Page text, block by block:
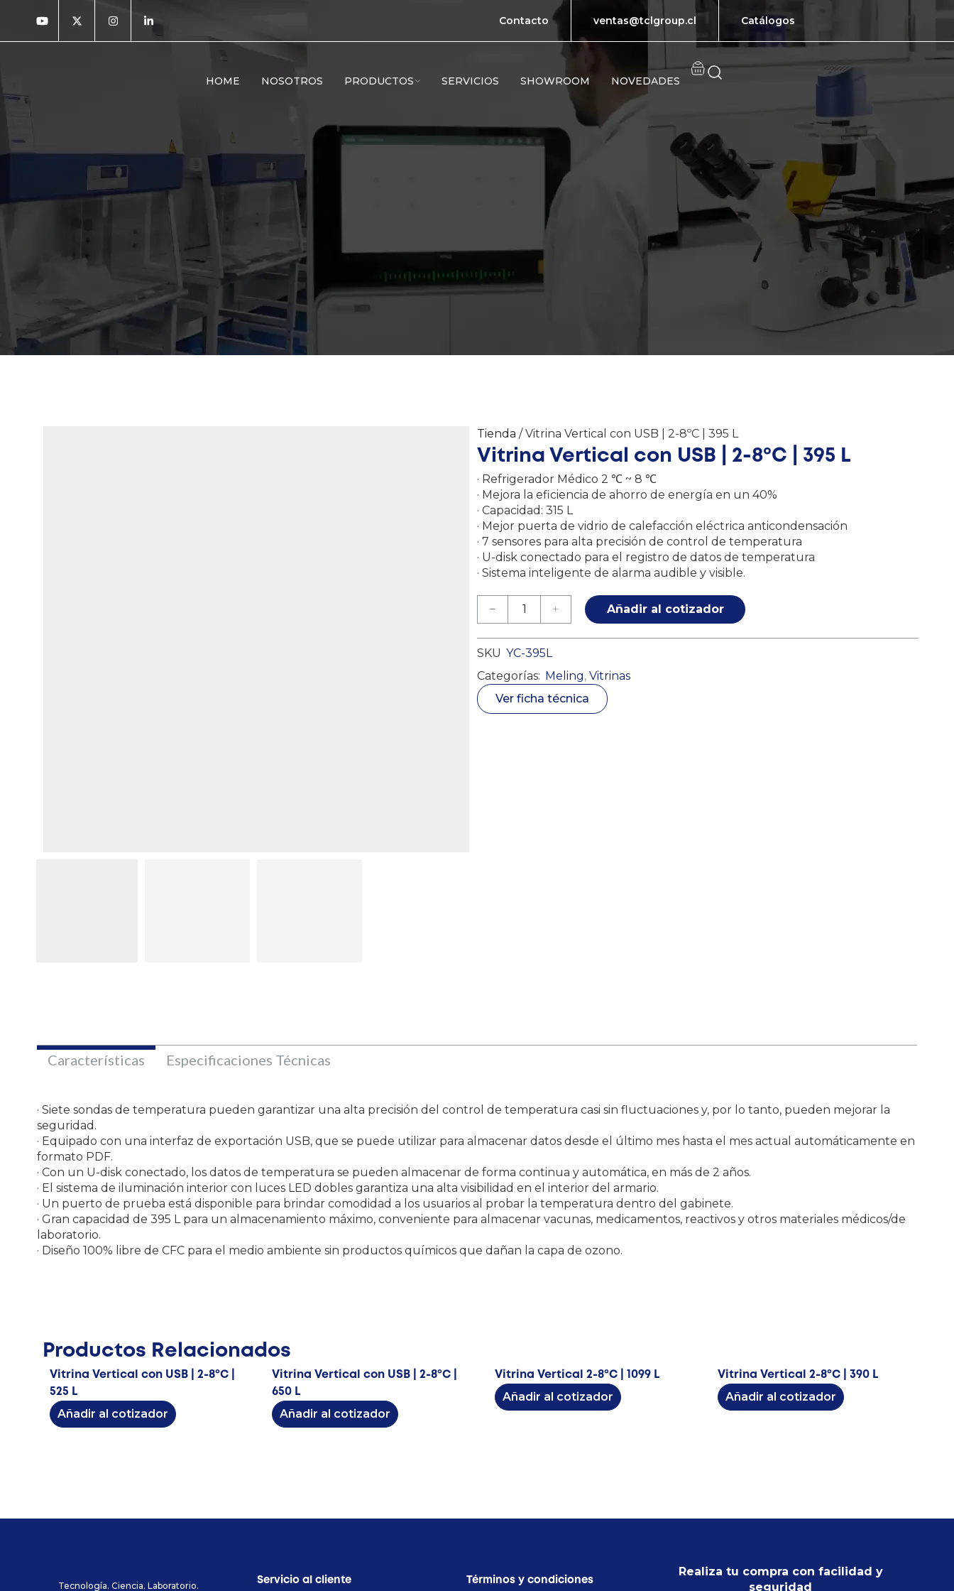
Contacto ventas@tclgroup.cl Catálogos
HOME NOSOTROS PRODUCTOS SERVICIOS SHOWROOM NOVEDADES
Tienda / Vitrina Vertical con USB | 2-8ºC | 395 L
Vitrina Vertical con USB | 2-8ºC | 395 L
· Refrigerador Médico 2 ℃ ~ 8 ℃
· Mejora la eficiencia de ahorro de energía en un 40%
· Capacidad: 315 L
· Mejor puerta de vidrio de calefacción eléctrica anticondensación
· 7 sensores para alta precisión de control de temperatura
· U-disk conectado para el registro de datos de temperatura
· Sistema inteligente de alarma audible y visible.
Añadir al cotizador
SKU YC-395L
Categorías: Meling, Vitrinas
Ver ficha técnica
Características Especificaciones Técnicas
· Siete sondas de temperatura pueden garantizar una alta precisión del control de temperatura casi sin fluctuaciones y, por lo tanto, pueden mejorar la
seguridad.
· Equipado con una interfaz de exportación USB, que se puede utilizar para almacenar datos desde el último mes hasta el mes actual automáticamente en
formato PDF.
· Con un U-disk conectado, los datos de temperatura se pueden almacenar de forma continua y automática, en más de 2 años.
· El sistema de iluminación interior con luces LED dobles garantiza una alta visibilidad en el interior del armario.
· Un puerto de prueba está disponible para brindar comodidad a los usuarios al probar la temperatura dentro del gabinete.
· Gran capacidad de 395 L para un almacenamiento máximo, conveniente para almacenar vacunas, medicamentos, reactivos y otros materiales médicos/de
laboratorio.
· Diseño 100% libre de CFC para el medio ambiente sin productos químicos que dañan la capa de ozono.
Productos Relacionados
Vitrina Vertical con USB | 2-8ºC |
525 L
Añadir al cotizador
Vitrina Vertical con USB | 2-8ºC |
650 L
Añadir al cotizador
Vitrina Vertical 2-8ºC | 1099 L
Añadir al cotizador
Vitrina Vertical 2-8ºC | 390 L
Añadir al cotizador
Tecnología. Ciencia. Laboratorio. Servicio al cliente Términos y condiciones
Realiza tu compra con facilidad y
seguridad